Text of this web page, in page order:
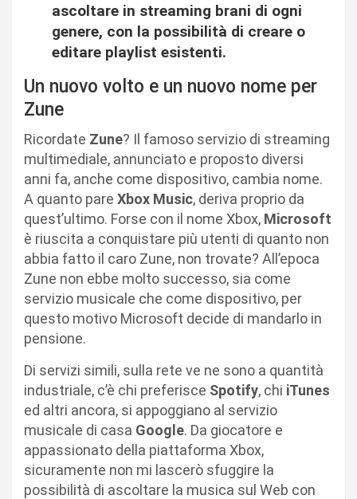
ascoltare in streaming brani di ogni
genere, con la possibilità di creare o
editare playlist esistenti.
Un nuovo volto e un nuovo nome per
Zune
Ricordate Zune? Il famoso servizio di streaming
multimediale, annunciato e proposto diversi
anni fa, anche come dispositivo, cambia nome.
A quanto pare Xbox Music, deriva proprio da
quest’ultimo. Forse con il nome Xbox, Microsoft
è riuscita a conquistare più utenti di quanto non
abbia fatto il caro Zune, non trovate? All’epoca
Zune non ebbe molto successo, sia come
servizio musicale che come dispositivo, per
questo motivo Microsoft decide di mandarlo in
pensione.
Di servizi simili, sulla rete ve ne sono a quantità
industriale, c’è chi preferisce Spotify, chi iTunes
ed altri ancora, si appoggiano al servizio
musicale di casa Google. Da giocatore e
appassionato della piattaforma Xbox,
sicuramente non mi lascerò sfuggire la
possibilità di ascoltare la musica sul Web con